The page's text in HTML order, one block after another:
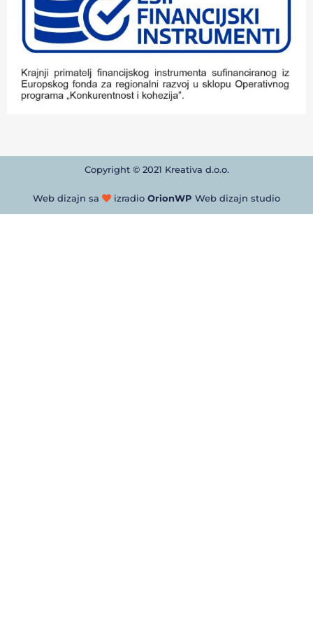
Copyright © 2021 Kreativa d.o.o.
Web dizajn sa izradio OrionWP Web dizajn studio